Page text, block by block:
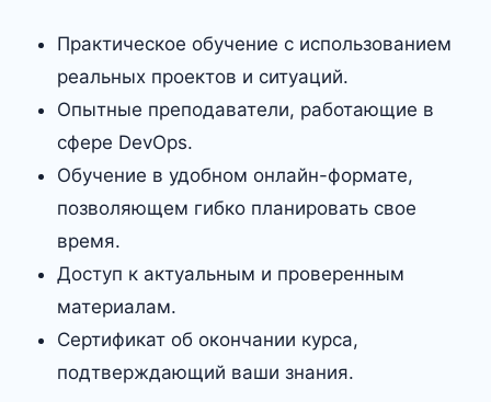
Практическое обучение с использованием
реальных проектов и ситуаций.​
Опытные преподаватели, работающие в
сфере DevOps.​
Обучение в удобном онлайн-формате,
позволяющем гибко планировать свое
время.​
Доступ к актуальным и проверенным
материалам.​
Сертификат об окончании курса,
подтверждающий ваши знания.​